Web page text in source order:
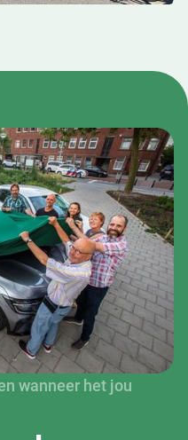
wanneer het jou